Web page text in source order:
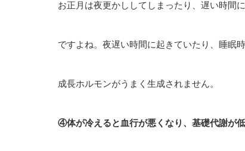
お正月は夜更かししてしまったり、遅い時間
ですよね。夜遅い時間に起きていたり、睡眠
成長ホルモンがうまく生成されません。
④体が冷えると血行が悪くなり、基礎代謝が